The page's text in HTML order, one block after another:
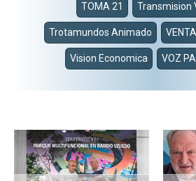
TOMA 21 Transmision
Trotamundos Animado
Vision Economica VOZ